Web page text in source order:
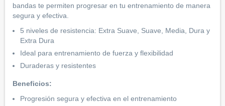
bandas te permiten progresar en tu entrenamiento de manera
segura y efectiva.
5 niveles de resistencia: Extra Suave, Suave, Media, Dura y
Extra Dura
Ideal para entrenamiento de fuerza y flexibilidad
Duraderas y resistentes
Beneficios:
Progresión segura y efectiva en el entrenamiento